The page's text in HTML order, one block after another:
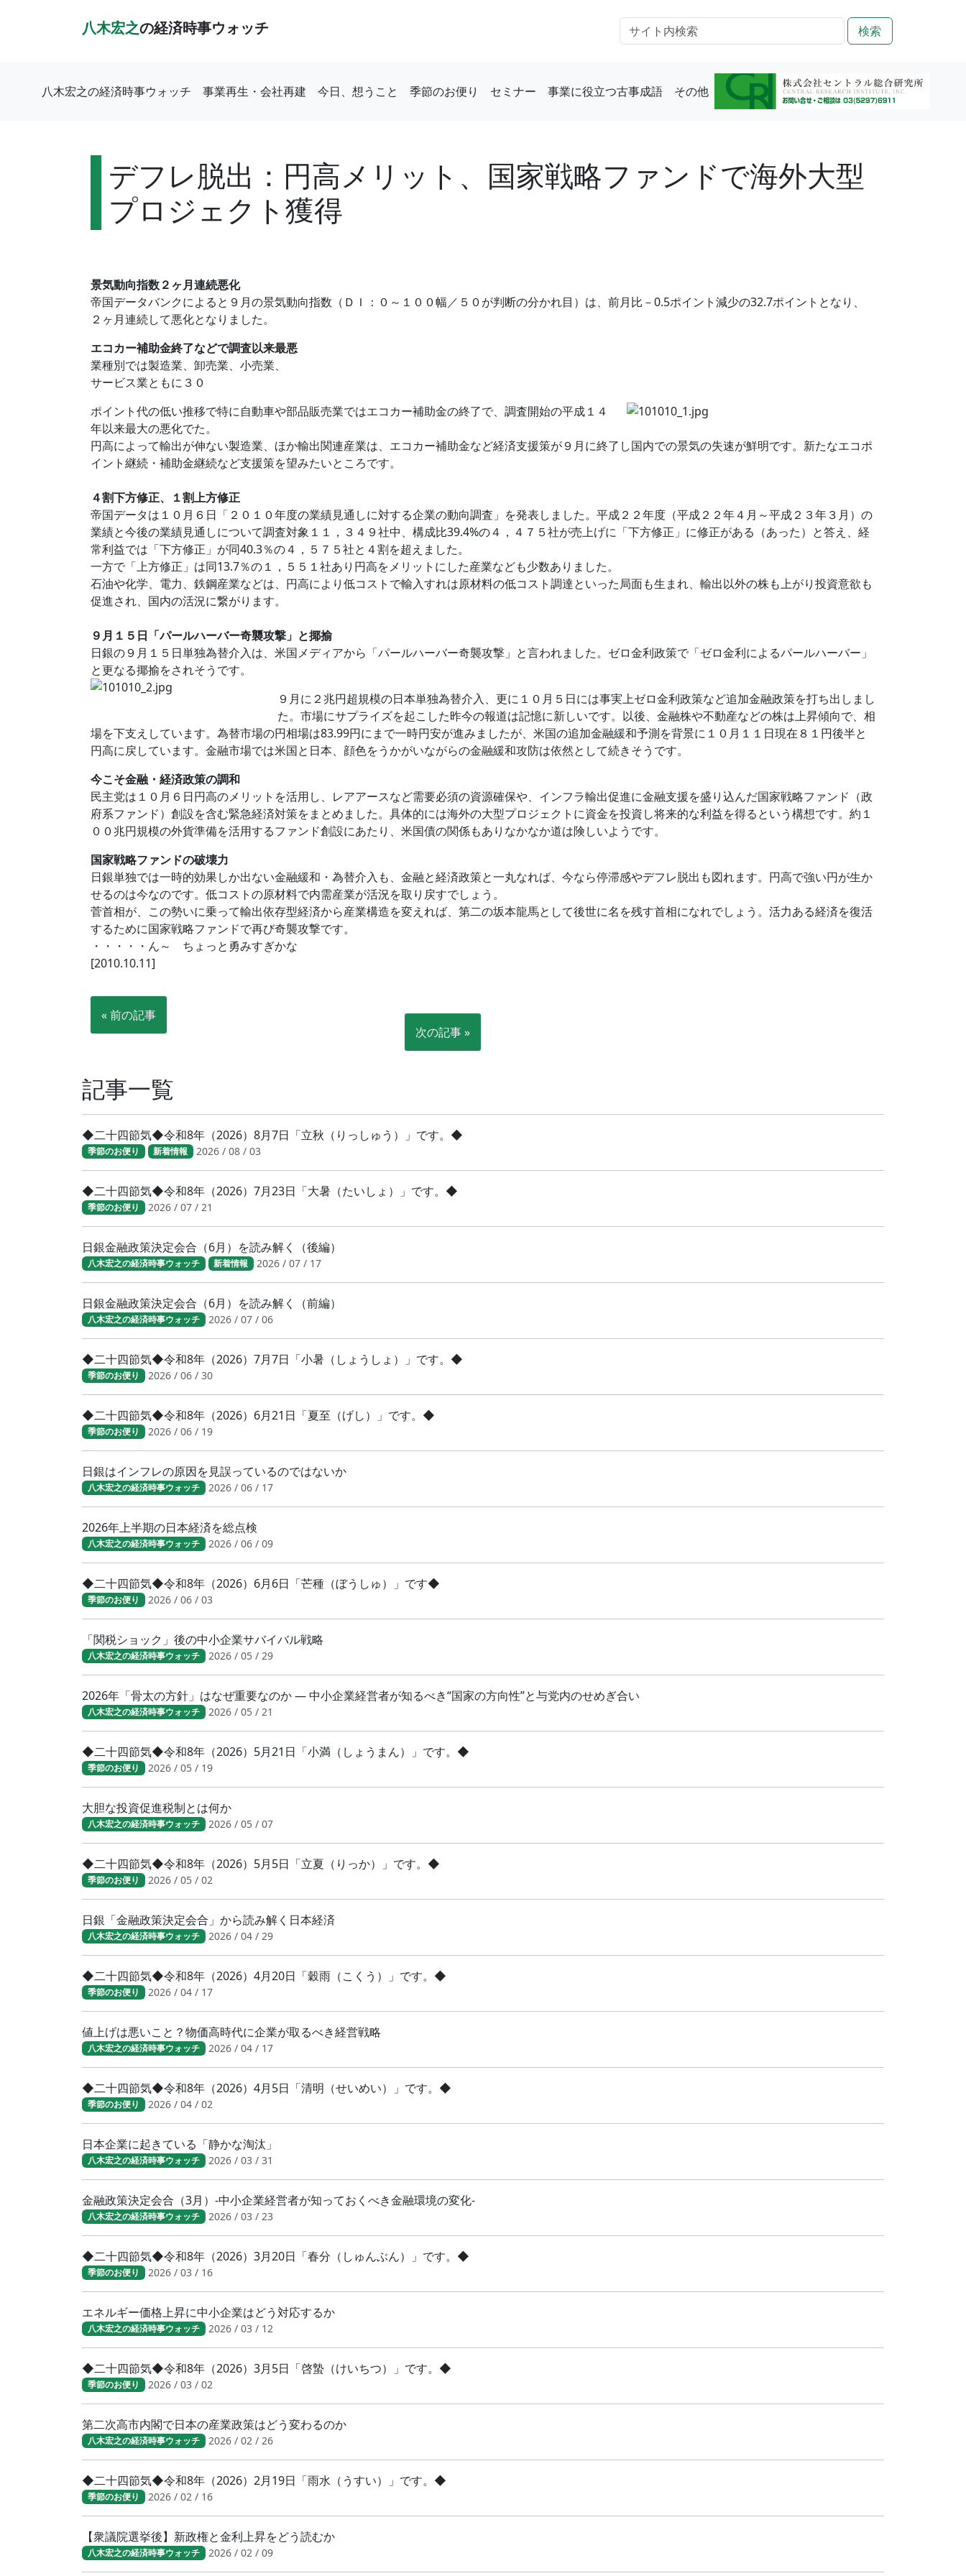
八木宏之の経済時事ウォッチ 検索
八木宏之の経済時事ウォッチ 事業再生・会社再建 今日、想うこと 季節のお便り セミナー 事業に役立つ古事成語 その他
デフレ脱出：円高メリット、国家戦略ファンドで海外大型
プロジェクト獲得
景気動向指数２ヶ月連続悪化
帝国データバンクによると９月の景気動向指数（ＤＩ：０～１００幅／５０が判断の分かれ目）は、前月比－0.5ポイント減少の32.7ポイントとなり、
２ヶ月連続して悪化となりました。
エコカー補助金終了などで調査以来最悪
業種別では製造業、卸売業、小売業、
サービス業ともに３０
ポイント代の低い推移で特に自動車や部品販売業ではエコカー補助金の終了で、調査開始の平成１４
年以来最大の悪化でた。
円高によって輸出が伸ない製造業、ほか輸出関連産業は、エコカー補助金など経済支援策が９月に終了し国内での景気の失速が鮮明です。新たなエコポ
イント継続・補助金継続など支援策を望みたいところです。
４割下方修正、１割上方修正
帝国データは１０月６日「２０１０年度の業績見通しに対する企業の動向調査」を発表しました。平成２２年度（平成２２年４月～平成２３年３月）の
業績と今後の業績見通しについて調査対象１１，３４９社中、構成比39.4%の４，４７５社が売上げに「下方修正」に修正がある（あった）と答え、経
常利益では「下方修正」が同40.3％の４，５７５社と４割を超えました。
一方で「上方修正」は同13.7％の１，５５１社あり円高をメリットにした産業なども少数ありました。
石油や化学、電力、鉄鋼産業などは、円高により低コストで輸入すれは原材料の低コスト調達といった局面も生まれ、輸出以外の株も上がり投資意欲も
促進され、国内の活況に繋がります。
９月１５日「パールハーバー奇襲攻撃」と揶揄
日銀の９月１５日単独為替介入は、米国メディアから「パールハーバー奇襲攻撃」と言われました。ゼロ金利政策で「ゼロ金利によるパールハーバー」
と更なる揶揄をされそうです。
９月に２兆円超規模の日本単独為替介入、更に１０月５日には事実上ゼロ金利政策など追加金融政策を打ち出しまし
た。市場にサプライズを起こした昨今の報道は記憶に新しいです。以後、金融株や不動産などの株は上昇傾向で、相
場を下支えしています。為替市場の円相場は83.99円にまで一時円安が進みましたが、米国の追加金融緩和予測を背景に１０月１１日現在８１円後半と
円高に戻しています。金融市場では米国と日本、顔色をうかがいながらの金融緩和攻防は依然として続きそうです。
今こそ金融・経済政策の調和
民主党は１０月６日円高のメリットを活用し、レアアースなど需要必須の資源確保や、インフラ輸出促進に金融支援を盛り込んだ国家戦略ファンド（政
府系ファンド）創設を含む緊急経済対策をまとめました。具体的には海外の大型プロジェクトに資金を投資し将来的な利益を得るという構想です。約１
００兆円規模の外貨準備を活用するファンド創設にあたり、米国債の関係もありなかなか道は険しいようです。
国家戦略ファンドの破壊力
日銀単独では一時的効果しか出ない金融緩和・為替介入も、金融と経済政策と一丸なれば、今なら停滞感やデフレ脱出も図れます。円高で強い円が生か
せるのは今なのです。低コストの原材料で内需産業が活況を取り戻すでしょう。
菅首相が、この勢いに乗って輸出依存型経済から産業構造を変えれば、第二の坂本龍馬として後世に名を残す首相になれでしょう。活力ある経済を復活
するために国家戦略ファンドで再び奇襲攻撃です。
・・・・・ん～ ちょっと勇みすぎかな
[2010.10.11]
« 前の記事
次の記事 »
記事一覧
◆二十四節気◆令和8年（2026）8月7日「立秋（りっしゅう）」です。◆
季節のお便り 新着情報 2026 / 08 / 03
◆二十四節気◆令和8年（2026）7月23日「大暑（たいしょ）」です。◆
季節のお便り 2026 / 07 / 21
日銀金融政策決定会合（6月）を読み解く（後編）
八木宏之の経済時事ウォッチ 新着情報 2026 / 07 / 17
日銀金融政策決定会合（6月）を読み解く（前編）
八木宏之の経済時事ウォッチ 2026 / 07 / 06
◆二十四節気◆令和8年（2026）7月7日「小暑（しょうしょ）」です。◆
季節のお便り 2026 / 06 / 30
◆二十四節気◆令和8年（2026）6月21日「夏至（げし）」です。◆
季節のお便り 2026 / 06 / 19
日銀はインフレの原因を見誤っているのではないか
八木宏之の経済時事ウォッチ 2026 / 06 / 17
2026年上半期の日本経済を総点検
八木宏之の経済時事ウォッチ 2026 / 06 / 09
◆二十四節気◆令和8年（2026）6月6日「芒種（ぼうしゅ）」です◆
季節のお便り 2026 / 06 / 03
「関税ショック」後の中小企業サバイバル戦略
八木宏之の経済時事ウォッチ 2026 / 05 / 29
2026年「骨太の方針」はなぜ重要なのか ― 中小企業経営者が知るべき“国家の方向性”と与党内のせめぎ合い
八木宏之の経済時事ウォッチ 2026 / 05 / 21
◆二十四節気◆令和8年（2026）5月21日「小満（しょうまん）」です。◆
季節のお便り 2026 / 05 / 19
大胆な投資促進税制とは何か
八木宏之の経済時事ウォッチ 2026 / 05 / 07
◆二十四節気◆令和8年（2026）5月5日「立夏（りっか）」です。◆
季節のお便り 2026 / 05 / 02
日銀「金融政策決定会合」から読み解く日本経済
八木宏之の経済時事ウォッチ 2026 / 04 / 29
◆二十四節気◆令和8年（2026）4月20日「穀雨（こくう）」です。◆
季節のお便り 2026 / 04 / 17
値上げは悪いこと？物価高時代に企業が取るべき経営戦略
八木宏之の経済時事ウォッチ 2026 / 04 / 17
◆二十四節気◆令和8年（2026）4月5日「清明（せいめい）」です。◆
季節のお便り 2026 / 04 / 02
日本企業に起きている「静かな淘汰」
八木宏之の経済時事ウォッチ 2026 / 03 / 31
金融政策決定会合（3月）-中小企業経営者が知っておくべき金融環境の変化-
八木宏之の経済時事ウォッチ 2026 / 03 / 23
◆二十四節気◆令和8年（2026）3月20日「春分（しゅんぶん）」です。◆
季節のお便り 2026 / 03 / 16
エネルギー価格上昇に中小企業はどう対応するか
八木宏之の経済時事ウォッチ 2026 / 03 / 12
◆二十四節気◆令和8年（2026）3月5日「啓蟄（けいちつ）」です。◆
季節のお便り 2026 / 03 / 02
第二次高市内閣で日本の産業政策はどう変わるのか
八木宏之の経済時事ウォッチ 2026 / 02 / 26
◆二十四節気◆令和8年（2026）2月19日「雨水（うすい）」です。◆
季節のお便り 2026 / 02 / 16
【衆議院選挙後】新政権と金利上昇をどう読むか
八木宏之の経済時事ウォッチ 2026 / 02 / 09